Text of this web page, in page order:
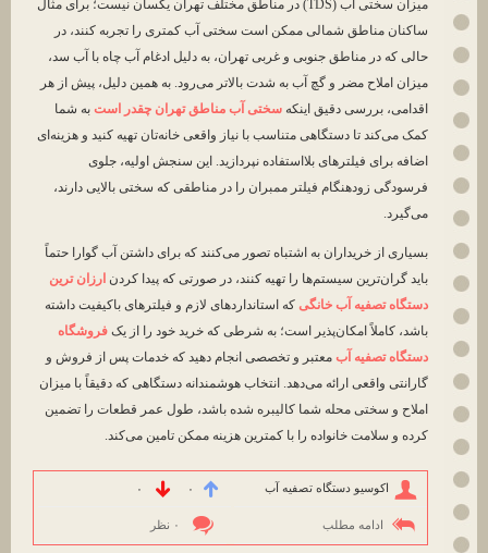
میزان سختی آب (TDS) در مناطق مختلف تهران یکسان نیست؛ برای مثال
ساکنان مناطق شمالی ممکن است سختی آب کمتری را تجربه کنند، در
حالی که در مناطق جنوبی و غربی تهران، به دلیل ادغام آب چاه با آب سد،
میزان املاح مضر و گچ آب به شدت بالاتر می‌رود. به همین دلیل، پیش از هر
اقدامی، بررسی دقیق اینکهسختی آب مناطق تهران چقدر استبه شما
کمک می‌کند تا دستگاهی متناسب با نیاز واقعی خانه‌تان تهیه کنید و هزینه‌ای
اضافه برای فیلترهای بلااستفاده نپردازید. این سنجش اولیه، جلوی
فرسودگی زودهنگام فیلتر ممبران را در مناطقی که سختی بالایی دارند،
می‌گیرد.
بسیاری از خریداران به اشتباه تصور می‌کنند که برای داشتن آب گوارا حتماً
باید گران‌ترین سیستم‌ها را تهیه کنند، در صورتی که پیدا کردنارزان ترین
دستگاه تصفیه آب خانگیکه استانداردهای لازم و فیلترهای باکیفیت داشته
باشد، کاملاً امکان‌پذیر است؛ به شرطی که خرید خود را از یکفروشگاه
دستگاه تصفیه آب معتبر و تخصصی انجام دهید که خدمات پس از فروش و
گارانتی واقعی ارائه می‌دهد. انتخاب هوشمندانه دستگاهی که دقیقاً با میزان
املاح و سختی محله شما کالیبره شده باشد، طول عمر قطعات را تضمین
کرده و سلامت خانواده را با کمترین هزینه ممکن تامین می‌کند.
اکوسیو دستگاه تصفیه آب ۰ ۰
ادامه مطلب ۰ نظر